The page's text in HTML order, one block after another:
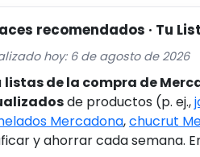
recomendados · Tu
hoy: 6 de agosto de 2026
listas de la compra de
de productos (p. ej.,
Mercadona,chucrut
y ahorrar cada semana.